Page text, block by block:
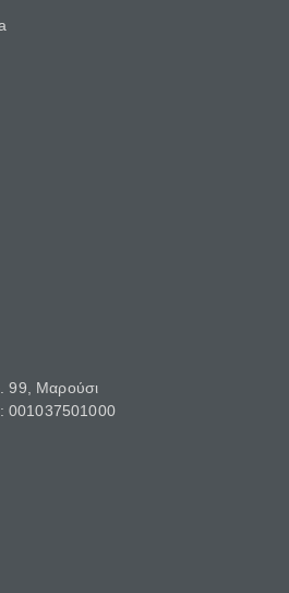
99, Μαρούσι